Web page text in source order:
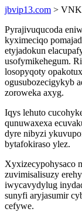
jbvip13.com >
Pyrajivuqucoda
kyximeciqo
etyjadokun
usofymikehegum.
losopyqoty
ogusubozecigykyb
zoroweka axyg.
Iqys lehuto
qunuwaxexa
dyre nibyzi
bytafokiraso ylez.
Xyxizecypohysaco
zuvimisalisuzy
iwycavydylug
sunyfi aryjasumir
cefywe.